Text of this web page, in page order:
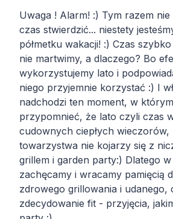
Uwaga ! Alarm! :) Tym razem
czas stwierdzić... niestety
półmetku wakacji! :) Czas
nie martwimy, a dlaczego? Bo
wykorzystujemy lato i
niego przyjemnie korzystać :) I
nadchodzi ten moment, w
przypomnieć, że lato czyli czas
cudownych ciepłych wieczorów,
towarzystwa nie kojarzy się z
grillem i garden party:) Dlatego
zachęcamy i wracamy pamięcią
zdrowego grillowania i udanego,
zdecydowanie fit - przyjęcia,